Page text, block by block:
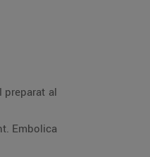
preparat al
Embolica